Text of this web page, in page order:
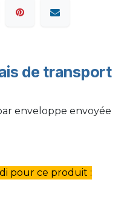
de transport
enveloppe envoyée
pour ce produit :